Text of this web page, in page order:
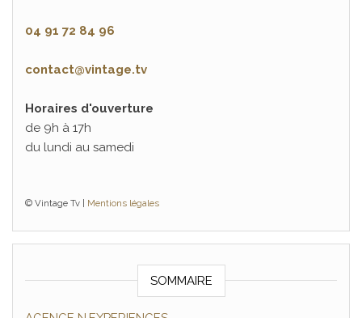
04 91 72 84 96
contact@vintage.tv
Horaires d'ouverture
de 9h à 17h
du lundi au samedi
© Vintage Tv | Mentions légales
SOMMAIRE